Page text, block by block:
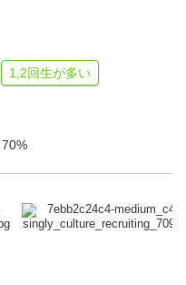
1,2回生が多い